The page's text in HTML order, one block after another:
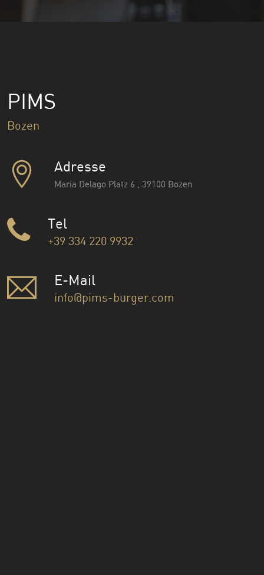
PIMS
Bozen
Adresse
Maria Delago Platz 6 , 39100 Bozen
Tel
+39 334 220 9932
E-Mail
info@pims-burger.com